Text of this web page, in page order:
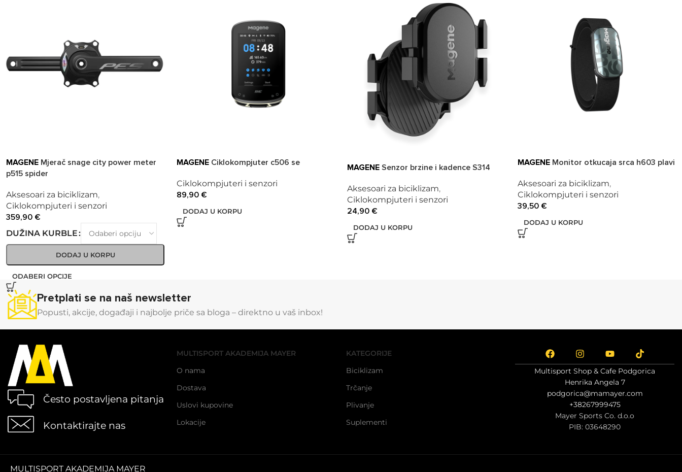
MAGENE Mjerač snage city power meter
p515 spider
Aksesoari za biciklizam,
Ciklokompjuteri i senzori
359,90 €
DUŽINA KURBLE
DODAJ U KORPU
ODABERI OPCIJE
MAGENE Ciklokompjuter c506 se
Ciklokompjuteri i senzori
89,90 €
DODAJ U KORPU
MAGENE Senzor brzine i kadence S314
Aksesoari za biciklizam,
Ciklokompjuteri i senzori
24,90 €
DODAJ U KORPU
MAGENE Monitor otkucaja srca h603 plavi
Aksesoari za biciklizam,
Ciklokompjuteri i senzori
39,50 €
DODAJ U KORPU
Pretplati se na naš newsletter
Popusti, akcije, događaji i najbolje priče sa bloga – direktno u vaš inbox!
Često postavljena pitanja
Kontaktirajte nas
MULTISPORT AKADEMIJA MAYER
O nama
Dostava
Uslovi kupovine
Lokacije
KATEGORIJE
Biciklizam
Trčanje
Plivanje
Suplementi
Multisport Shop & Cafe Podgorica
Henrika Angela 7
podgorica@mamayer.com
+38267999475
Mayer Sports Co. d.o.o
PIB: 03648290
MULTISPORT AKADEMIJA MAYER